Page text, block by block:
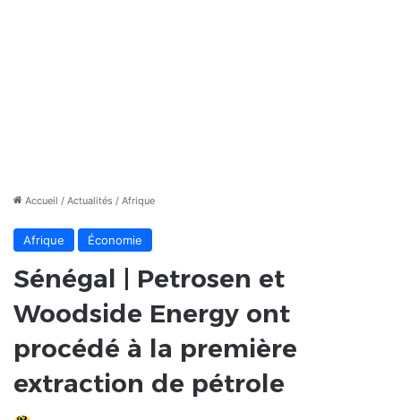
Accueil / Actualités / Afrique
Afrique Économie
Sénégal | Petrosen et
Woodside Energy ont
procédé à la première
extraction de pétrole